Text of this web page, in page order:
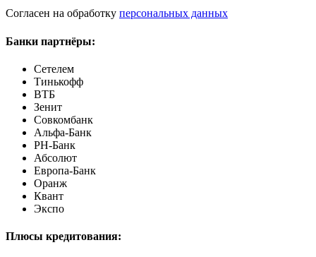
Согласен на обработку персональных данных
Банки партнёры:
Сетелем
Тинькофф
ВТБ
Зенит
Совкомбанк
Альфа-Банк
РН-Банк
Абсолют
Европа-Банк
Оранж
Квант
Экспо
Плюсы кредитования: